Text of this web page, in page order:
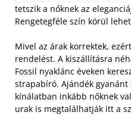
tetszik a nőknek az
Rengetegféle szín körül
Mivel az árak korrektek,
rendelést. A kiszállításra
Fossil nyaklánc éveken
strapabíró. Ajándék gyanánt
kínálatban inkább nőknek
urak is megtalálhatják itt a